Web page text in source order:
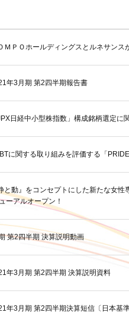
ＭＰＯホールディングスとルネサンス
年3月期 第2四半期報告書
日経中小型株指数」構成銘柄選定に
に関する取り組みを評価する「
と動』をコンセプトにした新たな女性
ーアルオープン！
第2四半期 決算説明動画
年3月期 第2四半期 決算説明資料
年3月期 第2四半期決算短信〔日本基